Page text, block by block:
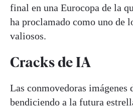
final en una Eurocopa de la
ha proclamado como uno de
valiosos.
Cracks de IA
Las conmovedoras imágenes
bendiciendo a la futura